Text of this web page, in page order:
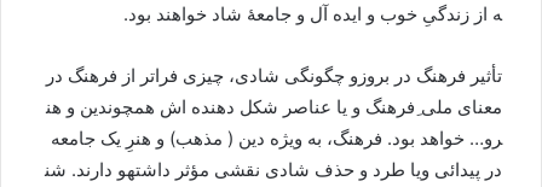
ه از زندگیِ خوب و ایده آل و جامعۀ شاد خواهند بود.
تأثیر فرهنگ در بروزو چگونگی شادی، چیزی فراتر از فرهنگ در
معنای ملی ِفرهنگ و یا عناصر شکل دهنده اش همچوندین و هن
رو… خواهد بود. فرهنگ، به ویژه دین ( مذهب) و هنرِ یک جامعه
در پیدائی ویا طرد و حذف شادی نقشی مؤثر داشتهو دارند. شن